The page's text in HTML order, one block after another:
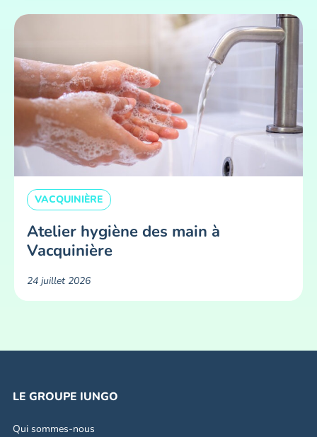
VACQUINIÈRE
Atelier hygiène des main à
Vacquinière
24 juillet 2026
LE GROUPE IUNGO
Qui sommes-nous